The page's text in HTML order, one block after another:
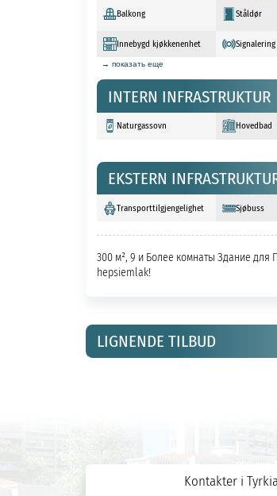
Balkong Ståldør
Innebygd kjøkkenenhet
Signalering
→ показать еще
INTERN INFRASTRUKTUR
Naturgassovn Hovedbad
EKSTERN
Transporttilgjengelighet Sjøbuss
300 м², 9 и Более комнаты Здание для
hepsiemlak!
LIGNENDE TILBUD
Kontakter i